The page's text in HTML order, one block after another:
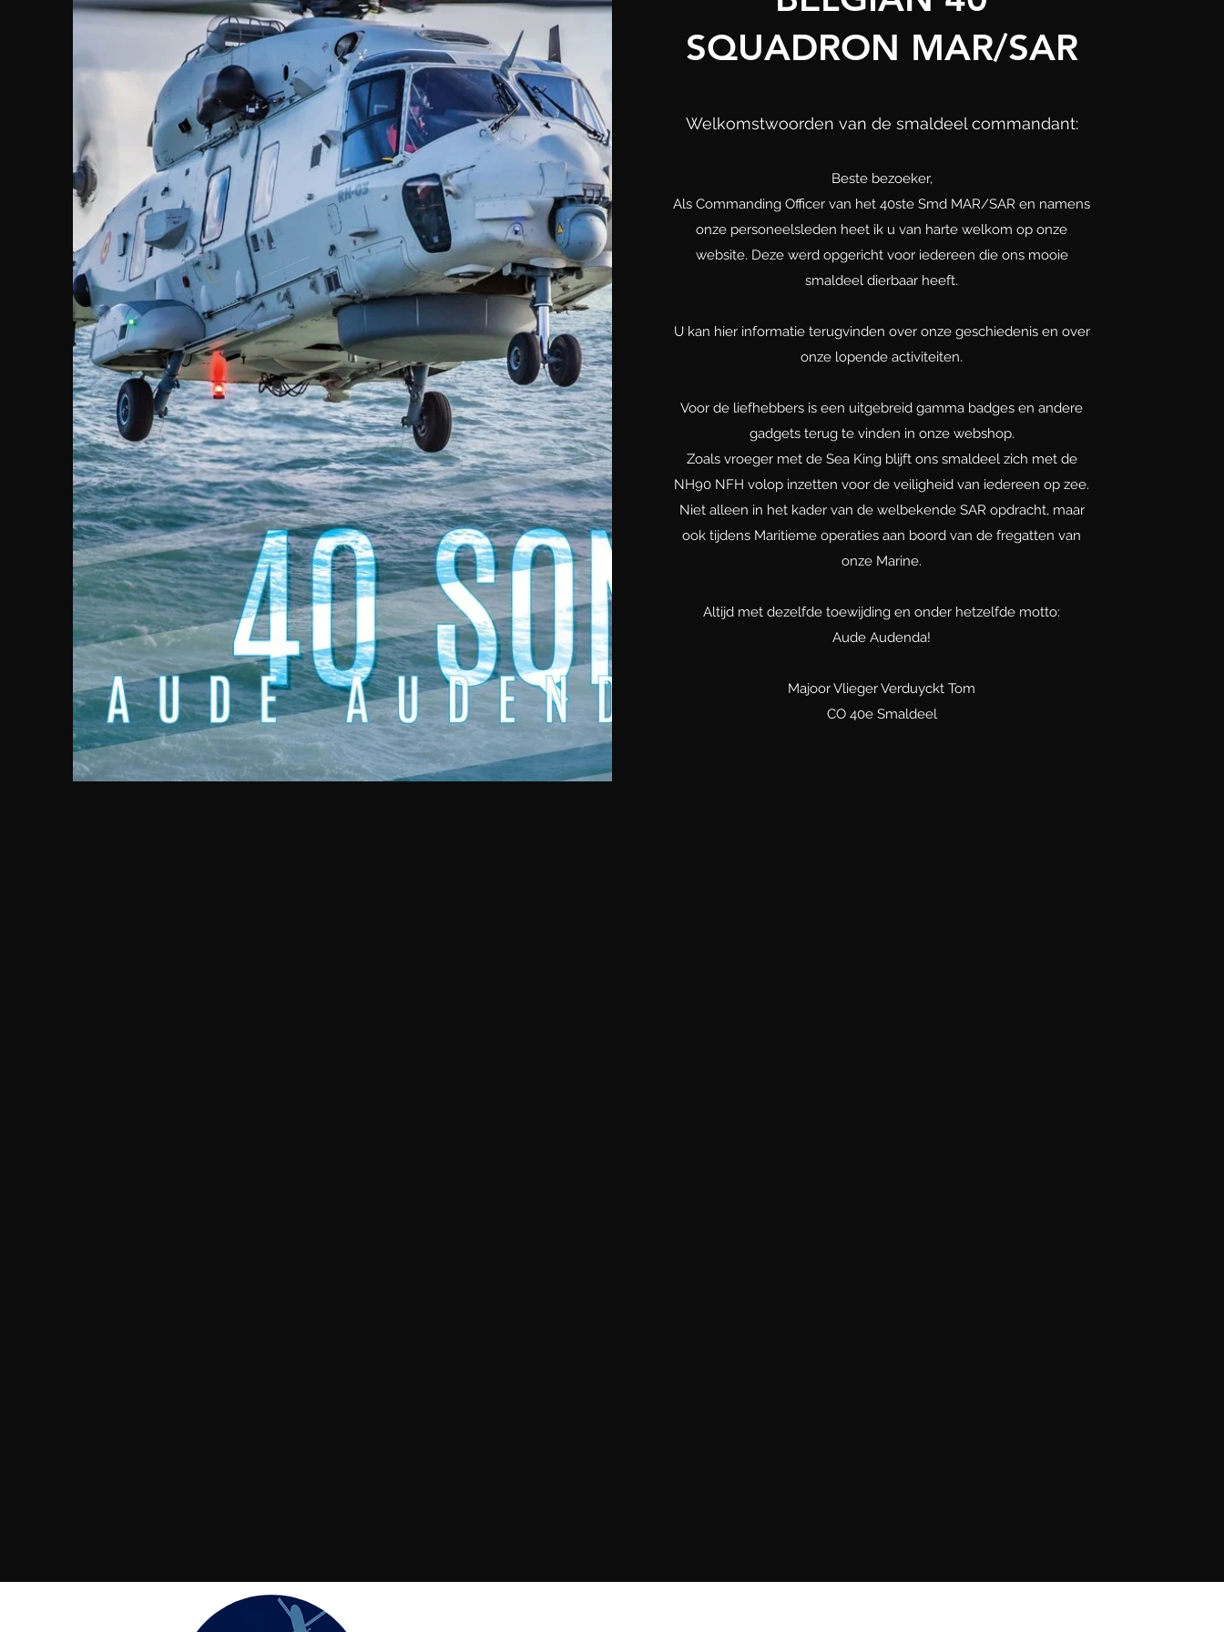
SQUADRON MAR/SAR
Welkomstwoorden van de smaldeel commandant:
Beste bezoeker,
Als Commanding Officer van het 40ste Smd MAR/SAR en namens
onze personeelsleden heet ik u van harte welkom op onze
website. Deze werd opgericht voor iedereen die ons mooie
smaldeel dierbaar heeft.
U kan hier informatie terugvinden over onze geschiedenis en over
onze lopende activiteiten.
Voor de liefhebbers is een uitgebreid gamma badges en andere
gadgets terug te vinden in onze webshop.
Zoals vroeger met de Sea King blijft ons smaldeel zich met de
NH90 NFH volop inzetten voor de veiligheid van iedereen op zee.
Niet alleen in het kader van de welbekende SAR opdracht, maar
ook tijdens Maritieme operaties aan boord van de fregatten van
onze Marine.
Altijd met dezelfde toewijding en onder hetzelfde motto:
Aude Audenda!
Majoor Vlieger Verduyckt Tom
CO 40e Smaldeel